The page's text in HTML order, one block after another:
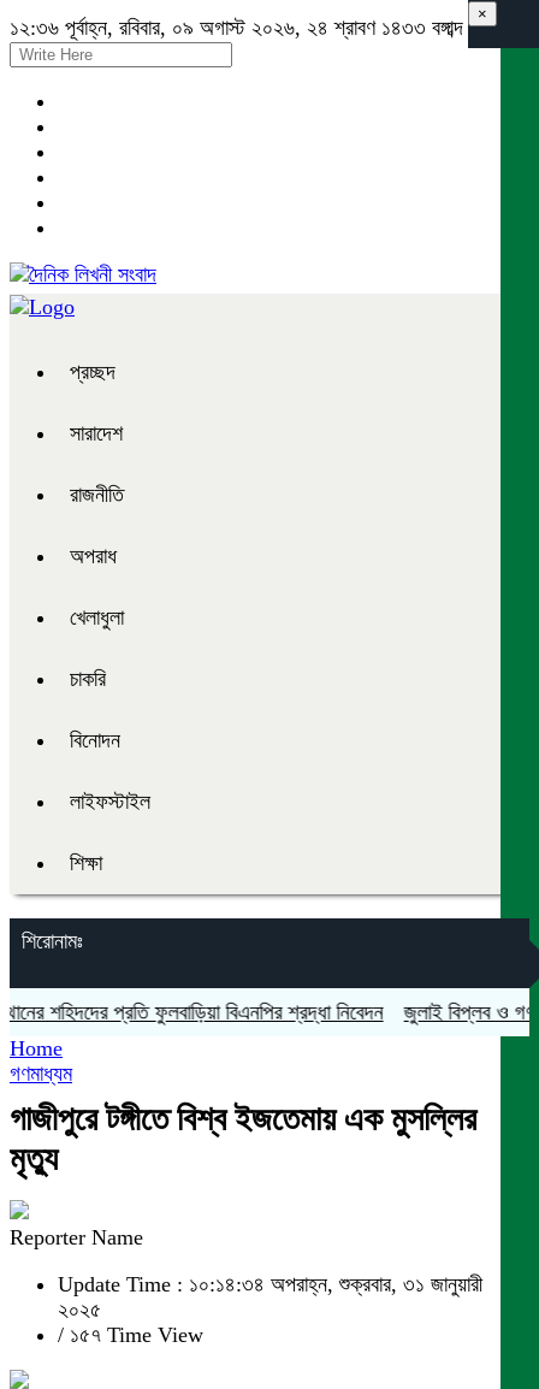
১২:৩৬ পূর্বাহ্ন, রবিবার, ০৯ অগাস্ট ২০২৬, ২৪ শ্রাবণ ১৪৩৩ বঙ্গাব্দ
প্রচ্ছদ
সারাদেশ
রাজনীতি
অপরাধ
খেলাধুলা
চাকরি
বিনোদন
লাইফস্টাইল
শিক্ষা
শিরোনামঃ
প্রতি ফুলবাড়িয়া বিএনপির শ্রদ্ধা নিবেদন জুলাই বিপ্লব ও
×
Home
গণমাধ্যম
গাজীপুরে টঙ্গীতে বিশ্ব ইজতেমায় এক মুসল্লির
মৃত্যু
Reporter Name
Update Time : ১০:১৪:৩৪ অপরাহ্ন, শুক্রবার, ৩১ জানুয়ারী
২০২৫
/ ১৫৭ Time View